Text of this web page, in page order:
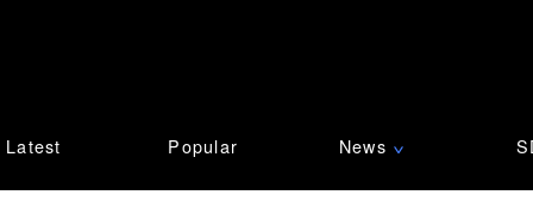
Latest Popular News ∨